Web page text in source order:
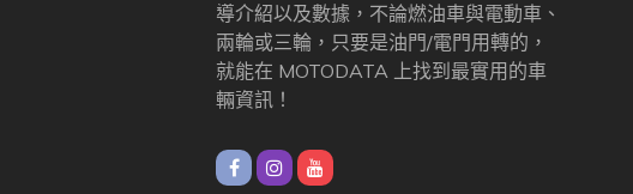
導介紹以及數據，不論燃油車與電動車、
兩輪或三輪，只要是油門/電門用轉的，
就能在 MOTODATA 上找到最實用的車
輛資訊！